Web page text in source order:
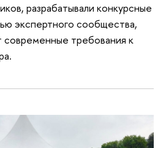
разрабатывали конкурсные
экспертного сообщества,
требования к